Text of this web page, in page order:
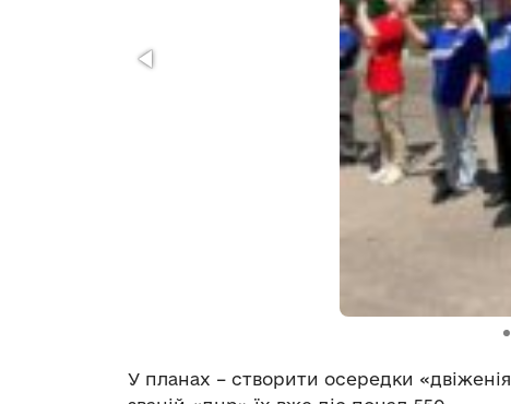
У планах – створити осередки «двіженія